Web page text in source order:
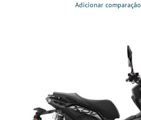
Adicionar comparação